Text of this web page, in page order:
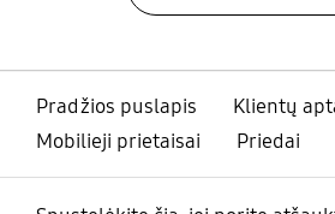
Pradžios puslapis
Klientų
Mobilieji prietaisai
Priedai